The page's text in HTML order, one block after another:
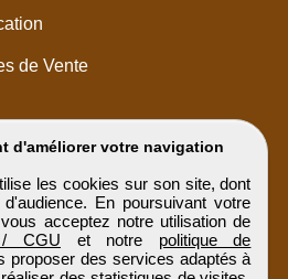
d'améliorer votre navigation
les cookies sur son site, dont
En poursuivant votre
acceptez notre utilisation de
CGU et notre politique de
proposer des services adaptés à
de Vente